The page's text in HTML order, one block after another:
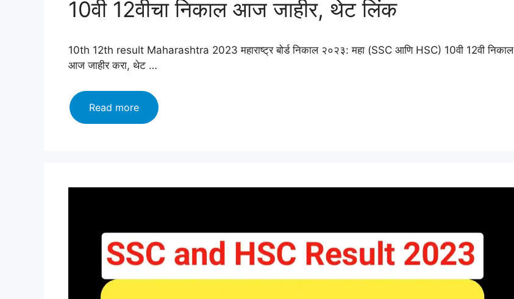
10वी 12वीचा निकाल आज जाहीर, थेट लिंक
10th 12th result Maharashtra 2023 महाराष्ट्र बोर्ड निकाल २०२३: महा (SSC आणि HSC) 10वी 12वी निकाल
आज जाहीर करा, थेट …
Read moreमहाराष्ट्र
बोर्डाचा
10वी
12वीचा
निकाल
आज